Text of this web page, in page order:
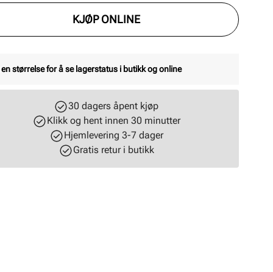
KJØP ONLINE
størrelse for å se lagerstatus i butikk og online
30 dagers åpent kjøp
Klikk og hent innen 30 minutter
Hjemlevering 3-7 dager
Gratis retur i butikk